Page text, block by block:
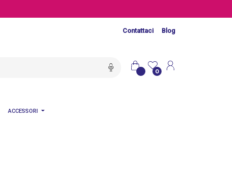
Contattaci Blog
0
ACCESSORI